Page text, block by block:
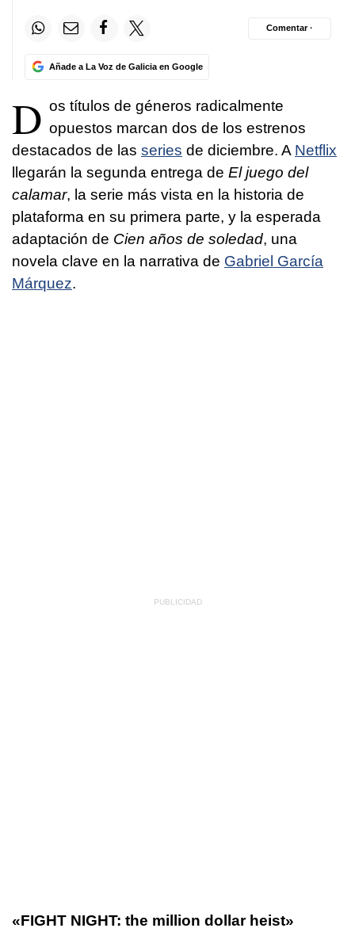
Añade a La Voz de Galicia en Google
Comentar ·
D os títulos de géneros radicalmente
opuestos marcan dos de los estrenos
destacados de las series de diciembre. A Netflix
llegarán la segunda entrega de El juego del
calamar, la serie más vista en la historia de
plataforma en su primera parte, y la esperada
adaptación de Cien años de soledad, una
novela clave en la narrativa de Gabriel García
Márquez.
«FIGHT NIGHT: the million dollar heist»